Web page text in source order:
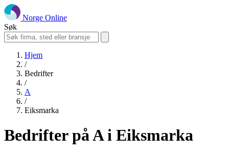
Norge Online
Søk
Hjem
/
Bedrifter
/
A
/
Eiksmarka
Bedrifter på A i Eiksmarka